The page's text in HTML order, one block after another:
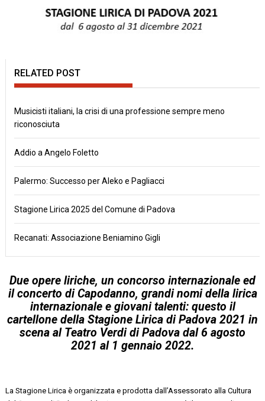
RELATED POST
Musicisti italiani, la crisi di una professione sempre meno
riconosciuta
Addio a Angelo Foletto
Palermo: Successo per Aleko e Pagliacci
Stagione Lirica 2025 del Comune di Padova
Recanati: Associazione Beniamino Gigli
Due opere liriche, un concorso internazionale ed
ilconcerto di Capodanno, grandi nomi della lirica
internazionale e giovani talenti: questo il
cartellone della Stagione Lirica di Padova 2021 in
scena al Teatro Verdidi Padova dal6 agosto
2021 al 1 gennaio 2022.
La Stagione Lirica è organizzata e prodotta dall’Assessorato alla Cultura